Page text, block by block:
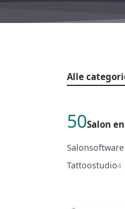
Alle
50Salon
Salonsoftware
Tattoostudio4